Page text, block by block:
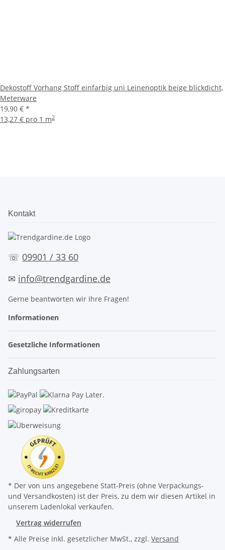
Dekostoff Vorhang Stoff einfarbig uni Leinenoptik beige blickdicht,
Meterware
19,90 € *
13,27 € pro 1 m2
Kontakt
☏ 09901 / 33 60
✉ info@trendgardine.de
Gerne beantworten wir Ihre Fragen!
Informationen
Gesetzliche Informationen
Zahlungsarten
* Der von uns angegebene Statt-Preis (ohne Verpackungs-
und Versandkosten) ist der Preis, zu dem wir diesen Artikel in
unserem Ladenlokal verkaufen.
Vertrag widerrufen
* Alle Preise inkl. gesetzlicher MwSt., zzgl. Versand